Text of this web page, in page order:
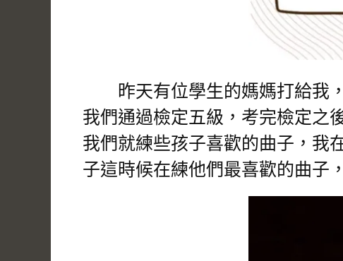
昨天有位學生的媽媽打給我，
我們通過檢定五級，考完檢定之
我們就練些孩子喜歡的曲子，我
子這時候在練他們最喜歡的曲子